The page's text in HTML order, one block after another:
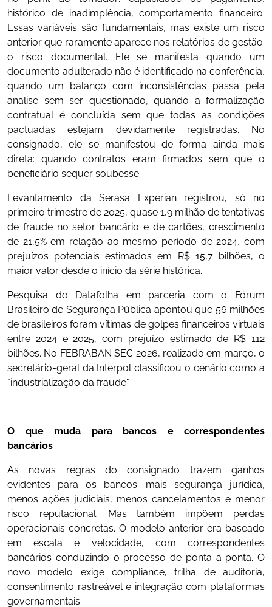
histórico de inadimplência, comportamento financeiro.
Essas variáveis são fundamentais, mas existe um risco
anterior que raramente aparece nos relatórios de gestão:
o risco documental. Ele se manifesta quando um
documento adulterado não é identificado na conferência,
quando um balanço com inconsistências passa pela
análise sem ser questionado, quando a formalização
contratual é concluída sem que todas as condições
pactuadas estejam devidamente registradas. No
consignado, ele se manifestou de forma ainda mais
direta: quando contratos eram firmados sem que o
beneficiário sequer soubesse.
Levantamento da Serasa Experian registrou, só no
primeiro trimestre de 2025, quase 1,9 milhão de tentativas
de fraude no setor bancário e de cartões, crescimento
de 21,5% em relação ao mesmo período de 2024, com
prejuízos potenciais estimados em R$ 15,7 bilhões, o
maior valor desde o início da série histórica.
Pesquisa do Datafolha em parceria com o Fórum
Brasileiro de Segurança Pública apontou que 56 milhões
de brasileiros foram vítimas de golpes financeiros virtuais
entre 2024 e 2025, com prejuízo estimado de R$ 112
bilhões. No FEBRABAN SEC 2026, realizado em março, o
secretário-geral da Interpol classificou o cenário como a
"industrialização da fraude".
O que muda para bancos e correspondentes
bancários
As novas regras do consignado trazem ganhos
evidentes para os bancos: mais segurança jurídica,
menos ações judiciais, menos cancelamentos e menor
risco reputacional. Mas também impõem perdas
operacionais concretas. O modelo anterior era baseado
em escala e velocidade, com correspondentes
bancários conduzindo o processo de ponta a ponta. O
novo modelo exige compliance, trilha de auditoria,
consentimento rastreável e integração com plataformas
governamentais.